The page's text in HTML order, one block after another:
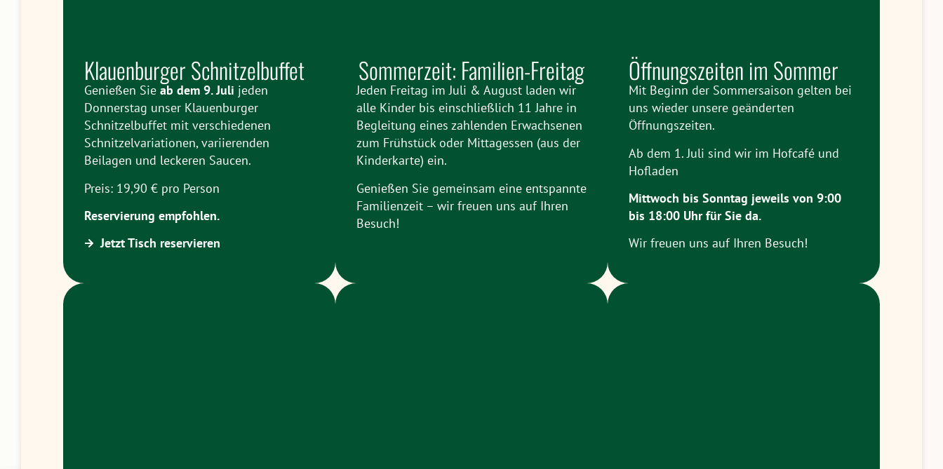
Klauenburger Schnitzelbuffet
Genießen Sie ab dem 9. Juli jeden
Donnerstag unser Klauenburger
Schnitzelbuffet mit verschiedenen
Schnitzelvariationen, variierenden
Beilagen und leckeren Saucen.
Preis: 19,90 € pro Person
Reservierung empfohlen.
Jetzt Tisch reservieren
Sommerzeit: Familien-Freitag
Jeden Freitag im Juli & August laden wir
alle Kinder bis einschließlich 11 Jahre in
Begleitung eines zahlenden Erwachsenen
zum Frühstück oder Mittagessen (aus der
Kinderkarte) ein.
Genießen Sie gemeinsam eine entspannte
Familienzeit – wir freuen uns auf Ihren
Besuch!
Öffnungszeiten im Sommer
Mit Beginn der Sommersaison gelten bei
uns wieder unsere geänderten
Öffnungszeiten.
Ab dem 1. Juli sind wir im Hofcafé und
Hofladen
Mittwoch bis Sonntag jeweils von 9:00
bis 18:00 Uhr für Sie da.
Wir freuen uns auf Ihren Besuch!